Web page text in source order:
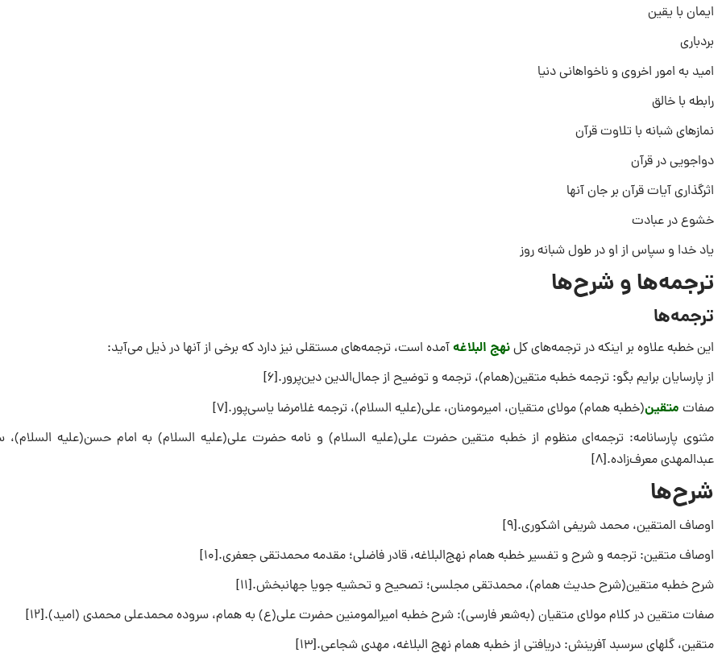
ایمان با یقین
بردباری
امید به امور اخروی و ناخواهانی دنیا
رابطه با خالق
نمازهای شبانه با تلاوت قرآن
دواجویی در قرآن
اثرگذاری آیات قرآن بر جان آنها
خشوع در عبادت
یاد خدا و سپاس از او در طول شبانه روز
ترجمه‌ها و شرح‌ها
ترجمه‌ها
این خطبه علاوه بر اینکه در ترجمه‌های کلنهج البلاغهآمده است، ترجمه‌های مستقلی نیز دارد که برخی از آنها در ذیل می‌آید:
از پارسایان‌ برایم‌ بگو: ترجمه خطبه‌ متقین‌(همام‌)، ترجمه‌ و توضیح‌ از جمال‌الدین‌ دین‌پرور.[۶]
صفات متقین(خطبه همام) مولای متقیان، امیرمومنان، علی(علیه السلام)، ترجمه غلامرضا یاسی‌پور.[۷]
مثنوی پارسانامه: ترجمه‌ای منظوم از خطبه متقین حضرت علی(علیه السلام) و نامه حضرت علی(علیه السلام) به امام حسن(علیه السلام)،
عبدالمهدی معرف‌زاده.[۸]
شرح‌ها
اوصاف‌ المتقین‌، محمد شریفی‌ اشکوری‌.[۹]
اوصاف‌ متقین‌: ترجمه‌ و شرح‌ و تفسیر خطبه‌ همام‌ نهج‌البلاغه‌، قادر فاضلی‌؛ مقدمه‌ محمدتقی‌ جعفری‌.[۱۰]
شرح خطبه‌ متقین(شرح حدیث همام)، محمدتقی مجلسی؛ تصحیح و تحشیه جویا جهانبخش.[۱۱]
صفات‌ متقین‌ در کلام‌ مولای‌ متقیان‌ (به‌شعر فارسی‌): شرح‌ خطبه‌ امیرالمومنین‌ حضرت‌ علی‌(ع‌) به‌ همام‌، سروده‌ محمدعلی‌ محمدی‌ (امید).[۱۲]
متقین‌، گلهای‌ سرسبد آفرینش‌: دریافتی‌ از خطبه‌ همام‌ نهج‌ البلاغه‌، مهدی‌ شجاعی‌.[۱۳]